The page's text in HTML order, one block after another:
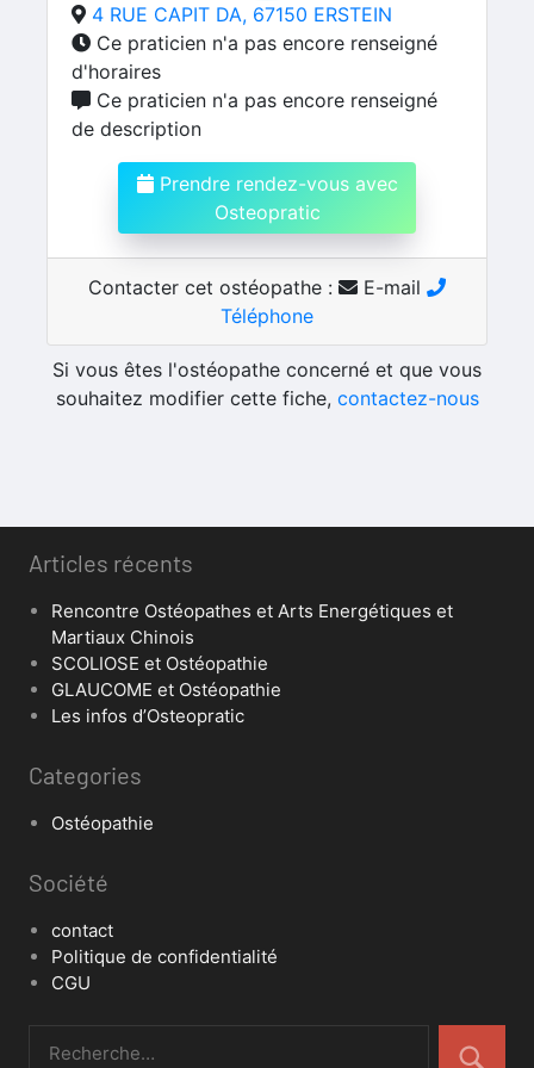
4 RUE CAPIT DA, 67150 ERSTEIN
Ce praticien n'a pas encore renseigné
d'horaires
Ce praticien n'a pas encore renseigné
de description
Prendre rendez-vous avec
Osteopratic
Contacter cet ostéopathe :
E-mail
Téléphone
Si vous êtes l'ostéopathe concerné et que vous
souhaitez modifier cette fiche, contactez-nous
Articles récents
Rencontre Ostéopathes et Arts Energétiques et
Martiaux Chinois
SCOLIOSE et Ostéopathie
GLAUCOME et Ostéopathie
Les infos d’Osteopratic
Categories
Ostéopathie
Société
contact
Politique de confidentialité
CGU